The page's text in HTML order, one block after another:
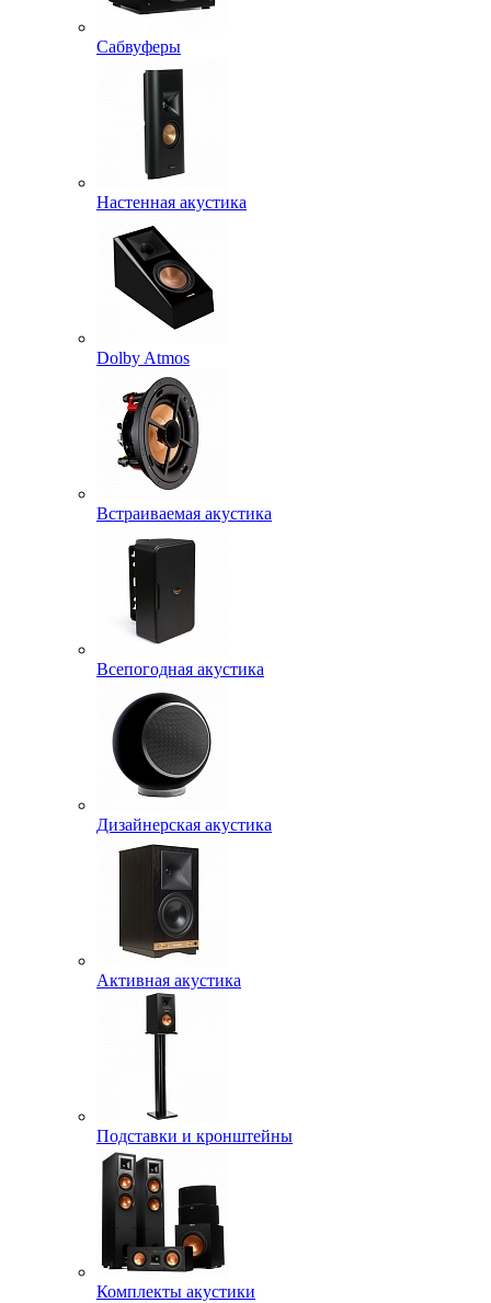
Сабвуферы
Настенная акустика
Dolby Atmos
Встраиваемая акустика
Всепогодная акустика
Дизайнерская акустика
Активная акустика
Подставки и кронштейны
Комплекты акустики